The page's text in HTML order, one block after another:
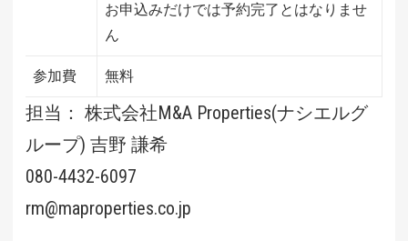
お申込みだけでは予約完了とはなりませ
ん
参加費 無料
担当： 株式会社M&A Properties(ナシエルグ
ループ) 吉野 謙希
080-4432-6097
rm@maproperties.co.jp